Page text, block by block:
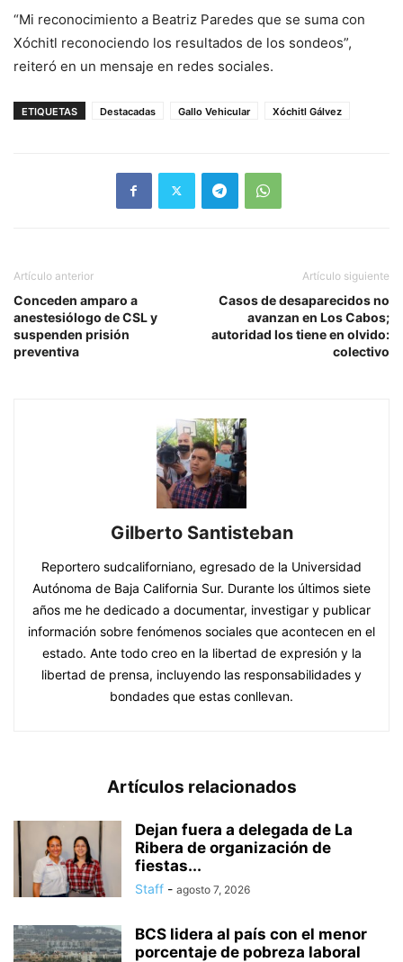
“Mi reconocimiento a Beatriz Paredes que se suma con
Xóchitl reconociendo los resultados de los sondeos”,
reiteró en un mensaje en redes sociales.
ETIQUETAS Destacadas Gallo Vehicular Xóchitl Gálvez
Artículo anterior
Conceden amparo a
anestesiólogo de CSL y
suspenden prisión
preventiva
Artículo siguiente
Casos de desaparecidos no
avanzan en Los Cabos;
autoridad los tiene en olvido:
colectivo
Gilberto Santisteban
Reportero sudcaliforniano, egresado de la Universidad
Autónoma de Baja California Sur. Durante los últimos siete
años me he dedicado a documentar, investigar y publicar
información sobre fenómenos sociales que acontecen en el
estado. Ante todo creo en la libertad de expresión y la
libertad de prensa, incluyendo las responsabilidades y
bondades que estas conllevan.
Artículos relacionados
Dejan fuera a delegada de La
Ribera de organización de
fiestas...
Staff - agosto 7, 2026
BCS lidera al país con el menor
porcentaje de pobreza laboral